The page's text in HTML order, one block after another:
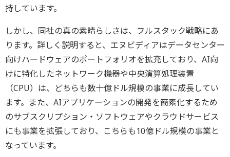
持しています。
しかし、同社の真の素晴らしさは、フルスタック戦略にあ
ります。詳しく説明すると、エヌビディアはデータセンター
向けハードウェアのポートフォリオを拡充しており、AI向
けに特化したネットワーク機器や中央演算処理装置
（CPU）は、どちらも数十億ドル規模の事業に成長してい
ます。また、AIアプリケーションの開発を簡素化するため
のサブスクリプション・ソフトウェアやクラウドサービス
にも事業を拡張しており、こちらも10億ドル規模の事業と
なっています。